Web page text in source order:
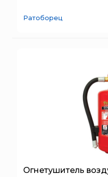
Ратоборец
Огнетушитель